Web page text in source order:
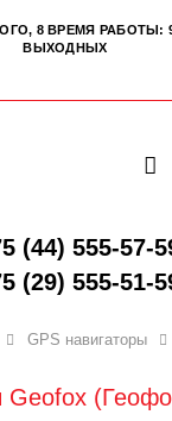
8 ВРЕМЯ РАБОТЫ:
ВЫХОДНЫХ
(44) 555-57-
(29) 555-51-
GPS навигаторы
Geofox